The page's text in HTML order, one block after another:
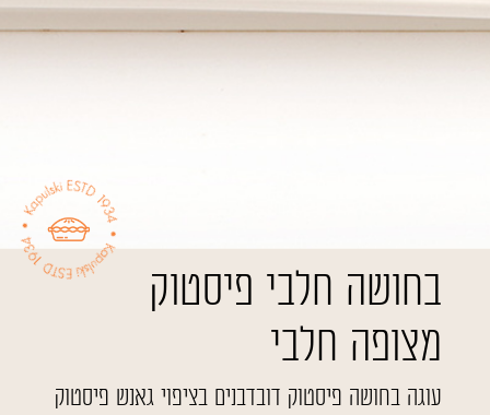
בחושה חלבי פיסטוק
מצופה חלבי
עוגה בחושה פיסטוק דובדבנים בציפוי גאנש פיסטוק